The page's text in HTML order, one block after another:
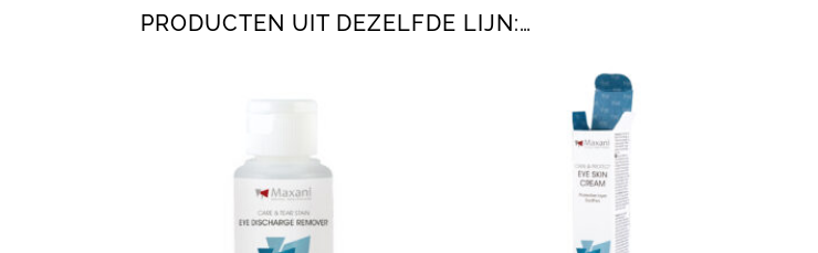
PRODUCTEN UIT DEZELFDE LIJN:…